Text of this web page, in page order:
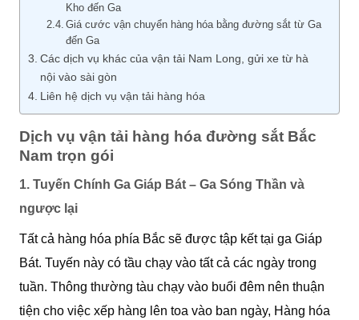
Kho đến Ga
Giá cước vận chuyển hàng hóa bằng đường sắt từ Ga
đến Ga
Các dịch vụ khác của vận tải Nam Long, gửi xe từ hà
nội vào sài gòn
Liên hệ dịch vụ vận tải hàng hóa
Dịch vụ vận tải hàng hóa đường sắt Bắc
Nam trọn gói
1. Tuyến Chính Ga Giáp Bát – Ga Sóng Thần và
ngược lại
Tất cả hàng hóa phía Bắc sẽ được tập kết tại ga Giáp
Bát. Tuyến này có tầu chạy vào tất cả các ngày trong
tuần. Thông thường tàu chạy vào buổi đêm nên thuận
tiện cho việc xếp hàng lên toa vào ban ngày, Hàng hóa